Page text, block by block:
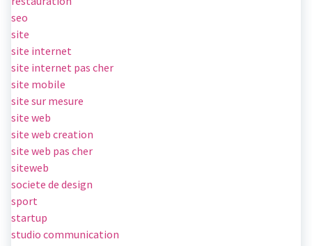
seo
site
site internet
site internet pas cher
site mobile
site sur mesure
site web
site web creation
site web pas cher
siteweb
societe de design
sport
startup
studio communication